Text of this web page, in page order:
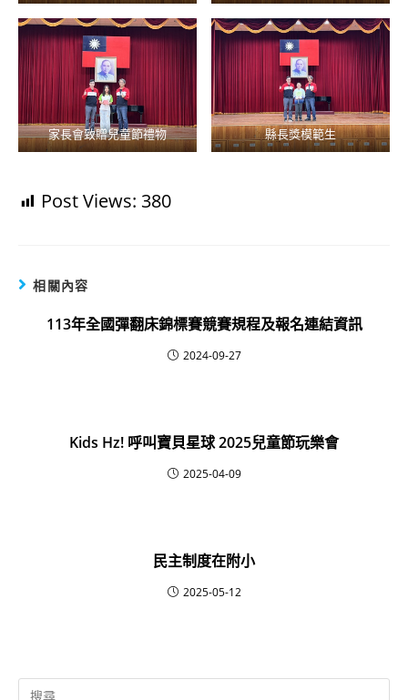
家長會致贈兒童節禮物 縣長獎模範生
Post Views: 380
相關內容
113年全國彈翻床錦標賽競賽規程及報名連結資訊
2024-09-27
Kids Hz! 呼叫寶貝星球 2025兒童節玩樂會
2025-04-09
民主制度在附小
2025-05-12
Search